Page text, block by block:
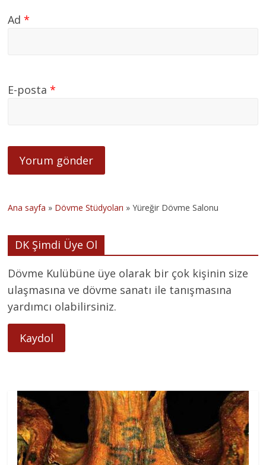
Ad*
E-posta*
Ana sayfa » Dövme Stüdyoları »Yüreğir Dövme Salonu
DK Şimdi Üye Ol
Dövme Kulübüne üye olarak bir çok kişinin size
ulaşmasına ve dövme sanatı ile tanışmasına
yardımcı olabilirsiniz.
Kaydol